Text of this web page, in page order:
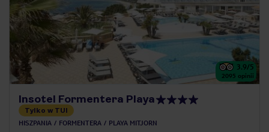
3.9/5
2095 opinii
Insotel Formentera Playa
Tylko w TUI
HISZPANIA FORMENTERA PLAYA MITJORN